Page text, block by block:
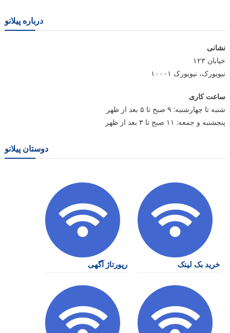
درباره پیلانو
نشانی
خیابان ۱۲۳
نیویورک، نیویورک ۱۰۰۰۱
ساعت کاری
شنبه تا چهارشنبه: ۹ صبح تا ۵ بعد از ظهر
پنجشنبه و جمعه: ۱۱ صبح تا ۳ بعد از ظهر
دوستان پیلانو
خرید بک لینک رپورتاژ آگهی